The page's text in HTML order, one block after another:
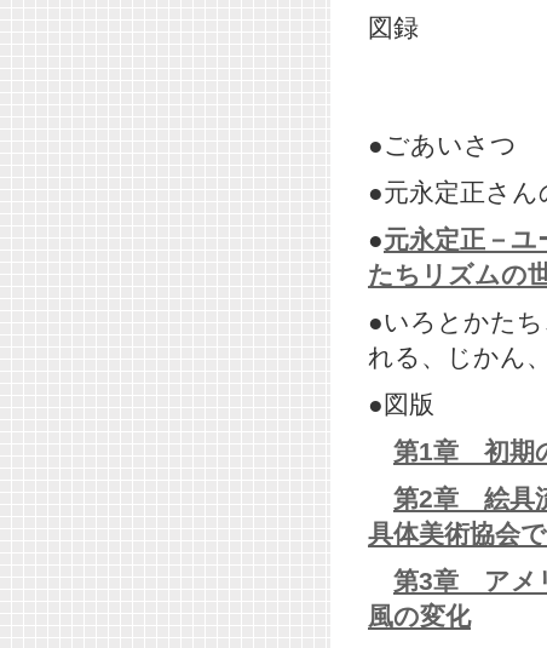
図録
●ごあいさつ
●元永定正さん
●元永定正－
たちリズムの
●いろとかた
れる、じかん
●図版
第1章 初期
第2章 絵具
具体美術協会
第3章 アメ
風の変化